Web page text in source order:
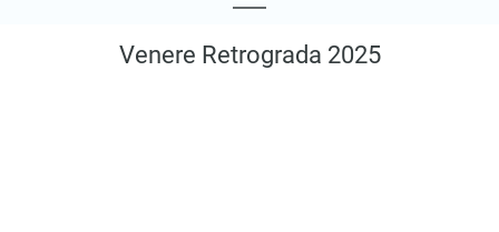
Venere Retrograda 2025